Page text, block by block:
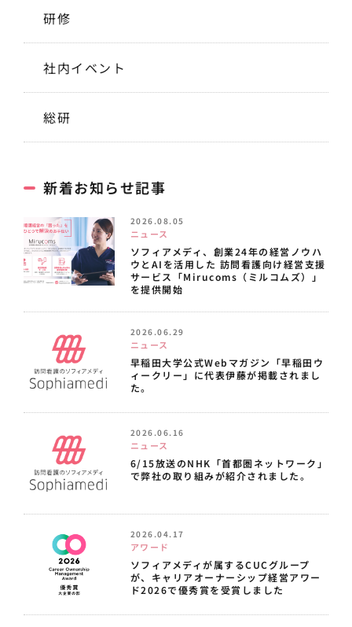
研修
社内イベント
総研
新着お知らせ記事
2026.08.05
ニュース
ソフィアメディ、創業24年の経営ノウハ
ウとAIを活用した 訪問看護向け経営支援
サービス「Mirucoms（ミルコムズ）」
を提供開始
2026.06.29
ニュース
早稲田大学公式Webマガジン「早稲田ウ
ィークリー」に代表伊藤が掲載されまし
た。
2026.06.16
ニュース
6/15放送のNHK「首都圏ネットワーク」
で弊社の取り組みが紹介されました。
2026.04.17
アワード
ソフィアメディが属するCUCグループ
が、キャリアオーナーシップ経営アワー
ド2026で優秀賞を受賞しました